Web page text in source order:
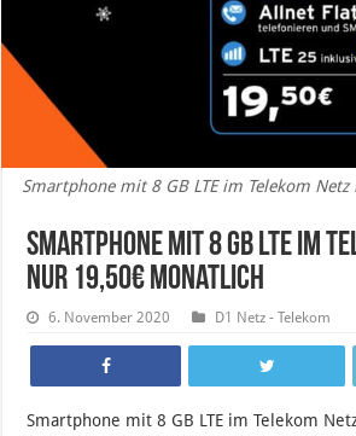
Smartphone mit 8 GB LTE im Telekom
Smartphone mit 8 GB LTE im
nur 19,50€ monatlich
6. November 2020 D1 Netz - Telekom
Smartphone mit 8 GB LTE im Telekom